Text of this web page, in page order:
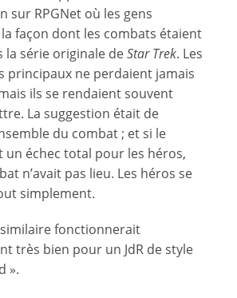
sur RPGNet où les gens
façon dont les combats étaient
la série originale deStar Trek. Les
principaux ne perdaient jamais
ils se rendaient souvent
La suggestion était de
du combat ; et si le
un échec total pour les héros,
n’avait pas lieu. Les héros se
simplement.
fonctionnerait
très bien pour un JdR de style
».